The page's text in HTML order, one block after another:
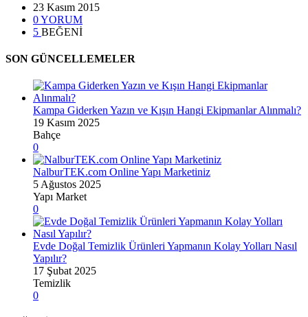
23 Kasım 2015
0 YORUM
5 BEĞENİ
SON GÜNCELLEMELER
Kampa Giderken Yazın ve Kışın Hangi Ekipmanlar Alınmalı?
19 Kasım 2025
Bahçe
0
NalburTEK.com Online Yapı Marketiniz
5 Ağustos 2025
Yapı Market
0
Evde Doğal Temizlik Ürünleri Yapmanın Kolay Yolları Nasıl
Yapılır?
17 Şubat 2025
Temizlik
0